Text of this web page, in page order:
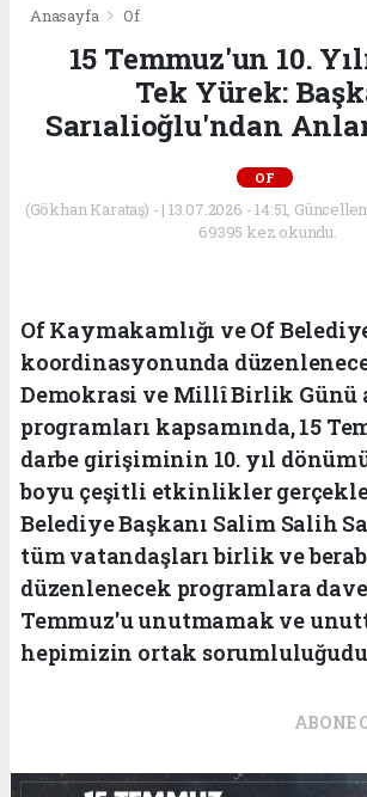
Anasayfa Of
15 Temmuz'un 10.
Tek Yürek:
Sarıalioğlu'ndan
OF
(Gökhan Karataş) - | 13.07.2026 - 14:51,
69395 kez okundu.
Of Kaymakamlığı ve Of
koordinasyonunda
Demokrasi ve Millî Birlik Günü
programları kapsamında, 15
darbe girişiminin 10. yıl
boyu çeşitli etkinlikler
Belediye Başkanı Salim Salih
tüm vatandaşları birlik ve
düzenlenecek programlara
Temmuz'u unutmamak ve
hepimizin ortak
ABONE